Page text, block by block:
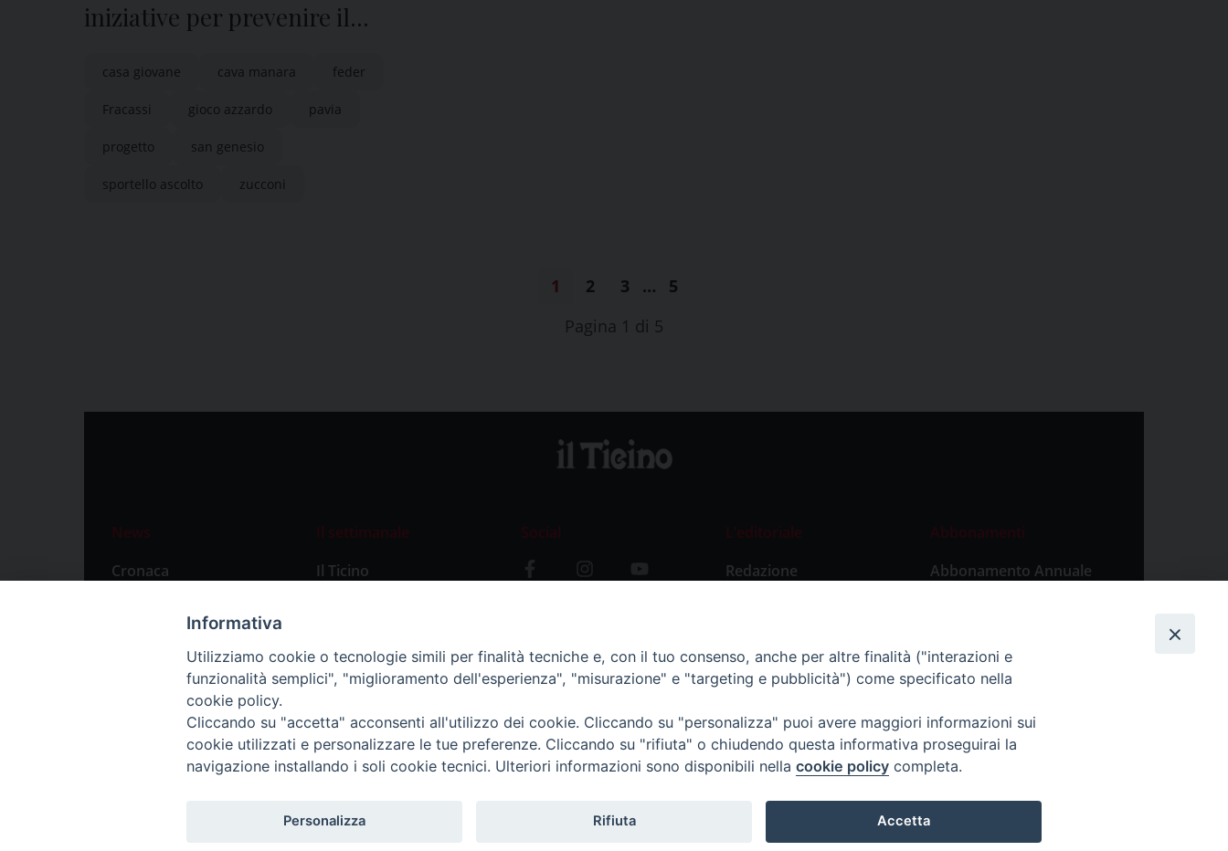
iniziative per prevenire il
a Pavia
casa giovane cava manara feder
Fracassi gioco azzardo pavia
progetto san genesio
sportello ascolto zucconi
1 2 3 …
5
Pagina 1 di 5
News
Cronaca
Primo Piano
Il settimanale
Il Ticino
Social
L’editoriale
Redazione
Abbonamenti
Abbonamento Annuale
Abbonamento Singola
Informativa
Utilizziamo cookie o tecnologie simili per finalità tecniche e, con il tuo consenso, anche per altre finalità ("interazioni e
funzionalità semplici", "miglioramento dell'esperienza", "misurazione" e "targeting e pubblicità") come specificato nella
cookie policy.
Cliccando su "accetta" acconsenti all'utilizzo dei cookie. Cliccando su "personalizza" puoi avere maggiori informazioni sui
cookie utilizzati e personalizzare le tue preferenze. Cliccando su "rifiuta" o chiudendo questa informativa proseguirai la
navigazione installando i soli cookie tecnici. Ulteriori informazioni sono disponibili nella cookie policy completa.
Personalizza Rifiuta Accetta